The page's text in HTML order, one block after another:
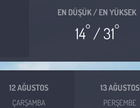
EN DÜŞÜK / EN YÜKSEK
14°/ 31°
12 AĞUSTOS
ÇARŞAMBA
13 AĞUSTOS
PERŞEMBE